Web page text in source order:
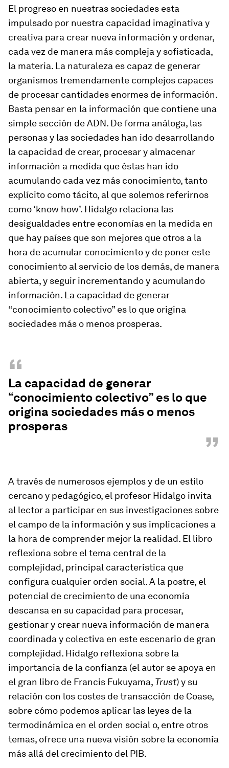
El progreso en nuestras sociedades esta
impulsado por nuestra capacidad imaginativa y
creativa para crear nueva información y ordenar,
cada vez de manera más compleja y sofisticada,
la materia. La naturaleza es capaz de generar
organismos tremendamente complejos capaces
de procesar cantidades enormes de información.
Basta pensar en la información que contiene una
simple sección de ADN. De forma análoga, las
personas y las sociedades han ido desarrollando
la capacidad de crear, procesar y almacenar
información a medida que éstas han ido
acumulando cada vez más conocimiento, tanto
explícito como tácito, al que solemos referirnos
como ‘know how’. Hidalgo relaciona las
desigualdades entre economías en la medida en
que hay países que son mejores que otros a la
hora de acumular conocimiento y de poner este
conocimiento al servicio de los demás, de manera
abierta, y seguir incrementando y acumulando
información. La capacidad de generar
“conocimiento colectivo” es lo que origina
sociedades más o menos prosperas.
“
La capacidad de generar
“conocimiento colectivo” es lo que
origina sociedades más o menos
prosperas
”
A través de numerosos ejemplos y de un estilo
cercano y pedagógico, el profesor Hidalgo invita
al lector a participar en sus investigaciones sobre
el campo de la información y sus implicaciones a
la hora de comprender mejor la realidad. El libro
reflexiona sobre el tema central de la
complejidad, principal característica que
configura cualquier orden social. A la postre, el
potencial de crecimiento de una economía
descansa en su capacidad para procesar,
gestionar y crear nueva información de manera
coordinada y colectiva en este escenario de gran
complejidad. Hidalgo reflexiona sobre la
importancia de la confianza (el autor se apoya en
el gran libro de Francis Fukuyama, Trust) y su
relación con los costes de transacción de Coase,
sobre cómo podemos aplicar las leyes de la
termodinámica en el orden social o, entre otros
temas, ofrece una nueva visión sobre la economía
más allá del crecimiento del PIB.